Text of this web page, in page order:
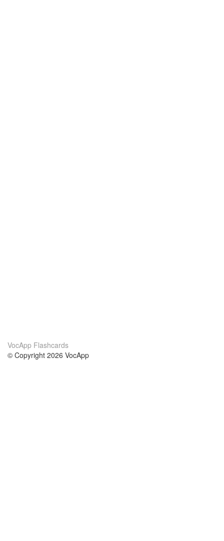
VocApp Flashcards
© Copyright 2026 VocApp